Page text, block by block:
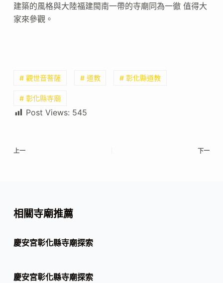
建築的風格與大陸福建閩南一帶的寺廟同為一徹 值得大
家來參觀。
# 觀世音菩薩 # 道教 # 彰化縣道教
# 彰化縣寺廟
Post Views: 545
上一 下一
相關寺廟推薦
慶安宮彰化縣寺廟探索
慶安宮彰化縣寺廟探索